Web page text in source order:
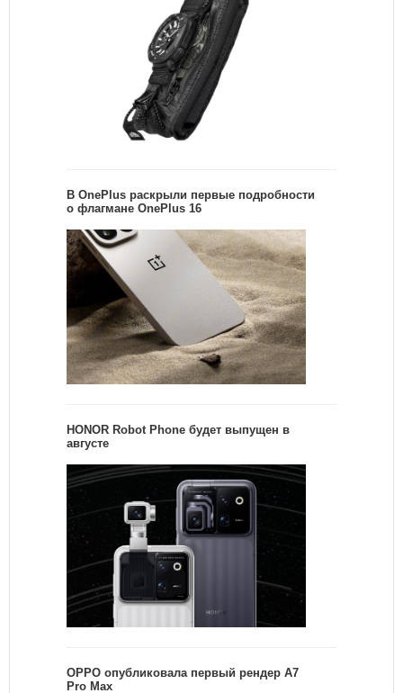
В OnePlus раскрыли первые подробности
о флагмане OnePlus 16
HONOR Robot Phone будет выпущен в
августе
OPPO опубликовала первый рендер A7
Pro Max